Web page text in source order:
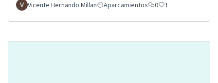
Vicente Hernando Millan Aparcamientos 0 1